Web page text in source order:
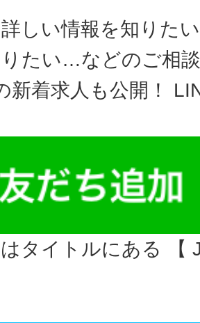
しい情報を知りた
たい…などのご相
新着求人も公開！
タイトルにある 【